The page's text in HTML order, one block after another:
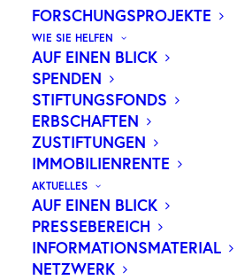
FORSCHUNGSPROJEKTE
WIE SIE HELFEN
AUF EINEN BLICK
SPENDEN
STIFTUNGSFONDS
ERBSCHAFTEN
ZUSTIFTUNGEN
IMMOBILIENRENTE
AKTUELLES
AUF EINEN BLICK
PRESSEBEREICH
INFORMATIONSMATERIAL
NETZWERK
Unser
neues Magazin
Wilhelm
ZUM MAGAZIN